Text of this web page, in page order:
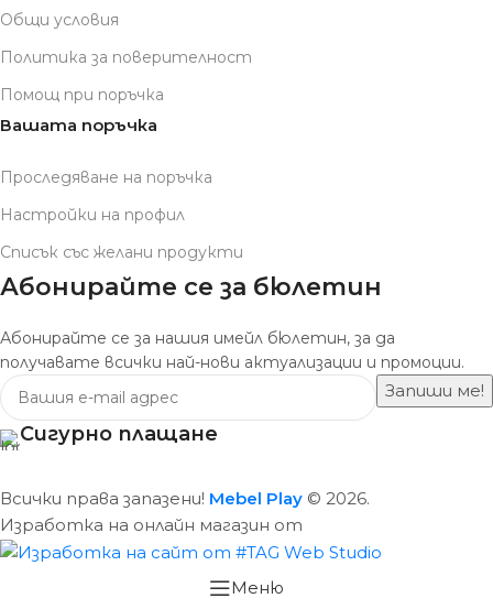
Общи условия
Политика за поверителност
Помощ при поръчка
Вашата поръчка
Проследяване на поръчка
Настройки на профил
Списък със желани продукти
Абонирайте се за бюлетин
Абонирайте се за нашия имейл бюлетин, за да
получавате всички най-нови актуализации и промоции.
Сигурно плащане
Всички права запазени! Mebel Play © 2026.
Изработка на онлайн магазин от
Меню